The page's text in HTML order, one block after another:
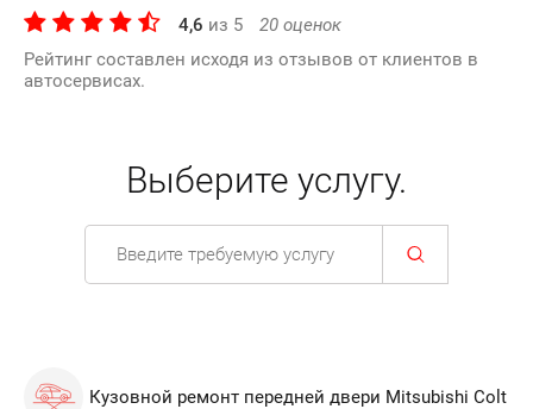
4,6 из 5 20 оценок
Рейтинг составлен исходя из отзывов от клиентов в
автосервисах.
Выберите услугу.
Кузовной ремонт передней двери Mitsubishi Colt